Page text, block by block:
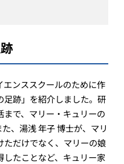
ンススクールのために作
足跡」を紹介しました。研
で、マリー・キュリーの
、湯浅 年子 博士が、マリ
ただけでなく、マリーの娘
たことなど、キュリー家